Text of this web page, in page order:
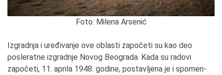
Foto: Milena Arsenić
Izgradnja i uređivanje ove oblasti započeti su kao deo
posleratne izgradnje Novog Beograda. Kada su radovi
započeti, 11. aprila 1948. godine, postavljena je i spomen-